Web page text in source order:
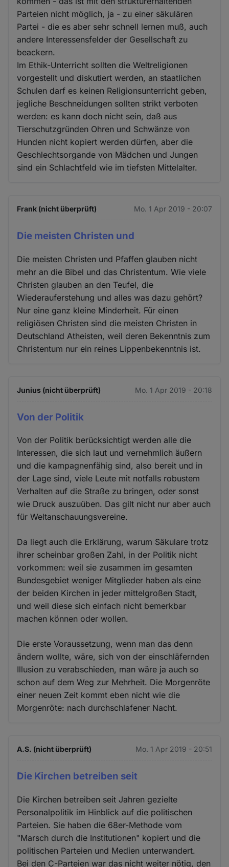
Parteien nicht möglich, ja - zu einer säkulären
Partei - die es aber sehr schnell lernen muß, auch
andere Interessensfelder der Gesellschaft zu
beackern.
Im Ethik-Unterricht sollten die Weltreligionen
vorgestellt und diskutiert werden, an staatlichen
Schulen darf es keinen Religionsunterricht geben,
jegliche Beschneidungen sollten strikt verboten
werden: es kann doch nicht sein, daß aus
Tierschutzgründen Ohren und Schwänze von
Hunden nicht kopiert werden dürfen, aber die
Geschlechtsorgande von Mädchen und Jungen
sind ein Schlachtfeld wie im tiefsten Mittelalter.
Frank (nicht überprüft) Mo. 1 Apr 2019 - 20:07
Die meisten Christen und
Die meisten Christen und Pfaffen glauben nicht
mehr an die Bibel und das Christentum. Wie viele
Christen glauben an den Teufel, die
Wiederauferstehung und alles was dazu gehört?
Nur eine ganz kleine Minderheit. Für einen
religiösen Christen sind die meisten Christen in
Deutschland Atheisten, weil deren Bekenntnis zum
Christentum nur ein reines Lippenbekenntnis ist.
Junius (nicht überprüft) Mo. 1 Apr 2019 - 20:18
Von der Politik
Von der Politik berücksichtigt werden alle die
Interessen, die sich laut und vernehmlich äußern
und die kampagnenfähig sind, also bereit und in
der Lage sind, viele Leute mit notfalls robustem
Verhalten auf die Straße zu bringen, oder sonst
wie Druck auszuüben. Das gilt nicht nur aber auch
für Weltanschauungsvereine.
Da liegt auch die Erklärung, warum Säkulare trotz
ihrer scheinbar großen Zahl, in der Politik nicht
vorkommen: weil sie zusammen im gesamten
Bundesgebiet weniger Mitglieder haben als eine
der beiden Kirchen in jeder mittelgroßen Stadt,
und weil diese sich einfach nicht bemerkbar
machen können oder wollen.
Die erste Voraussetzung, wenn man das denn
ändern wollte, wäre, sich von der einschläfernden
Illusion zu verabschieden, man wäre ja auch so
schon auf dem Weg zur Mehrheit. Die Morgenröte
einer neuen Zeit kommt eben nicht wie die
Morgenröte: nach durchschlafener Nacht.
A.S. (nicht überprüft) Mo. 1 Apr 2019 - 20:51
Die Kirchen betreiben seit
Die Kirchen betreiben seit Jahren gezielte
Personalpolitik im Hinblick auf die politischen
Parteien. Sie haben die 68er-Methode vom
"Marsch durch die Institutionen" kopiert und die
politischen Parteien und Medien unterwandert.
Bei den C-Parteien war das nicht weiter nötig, den
Cookies